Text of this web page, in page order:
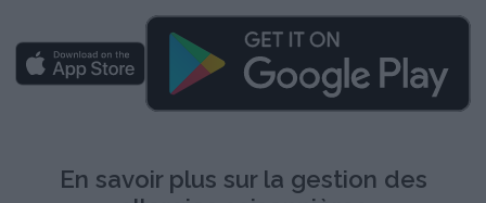
En savoir plus sur la gestion des